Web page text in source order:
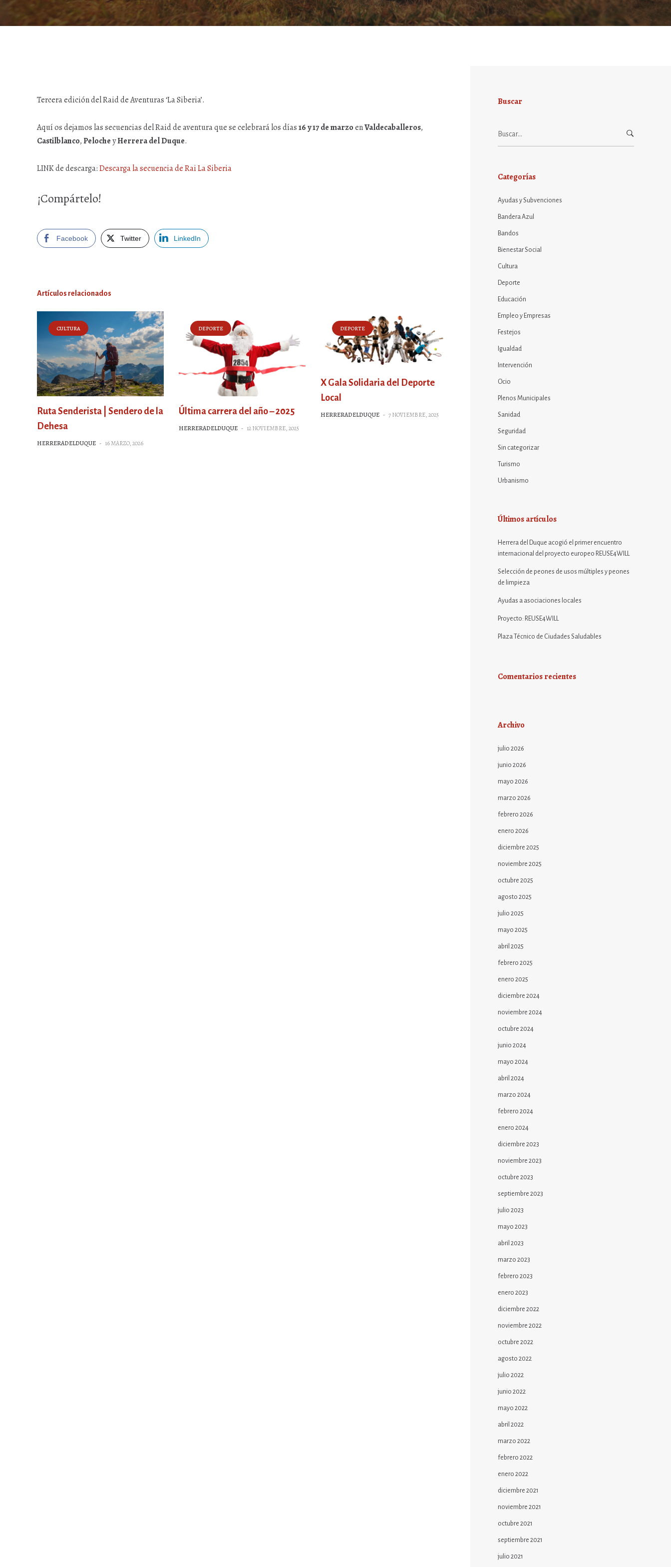
Tercera edición del Raid de Aventuras ‘La Siberia’.
Aquí os dejamos las secuencias del Raid de aventura que se celebrará los días16 y 17 de marzoenValdecaballeros,
Castilblanco,PelocheyHerrera del Duque.
LINK de descarga:Descarga la secuencia de Rai La Siberia
¡Compártelo!
Facebook Twitter LinkedIn
Artículos relacionados
CULTURA
Ruta Senderista | Sendero de la
Dehesa
HERRERADELDUQUE - 16 MARZO, 2026
DEPORTE
Última carrera del año – 2025
HERRERADELDUQUE - 12 NOVIEMBRE, 2025
DEPORTE
X Gala Solidaria del Deporte
Local
HERRERADELDUQUE - 7 NOVIEMBRE, 2025
Buscar
Categorías
Ayudas y Subvenciones
Bandera Azul
Bandos
Bienestar Social
Cultura
Deporte
Educación
Empleo y Empresas
Festejos
Igualdad
Intervención
Ocio
Plenos Municipales
Sanidad
Seguridad
Sin categorizar
Turismo
Urbanismo
Últimos artículos
Herrera del Duque acogió el primer encuentro
internacional del proyecto europeo REUSE4WILL
Selección de peones de usos múltiples y peones
de limpieza
Ayudas a asociaciones locales
Proyecto: REUSE4WILL
Plaza Técnico de Ciudades Saludables
Comentarios recientes
Archivo
julio 2026
junio 2026
mayo 2026
marzo 2026
febrero 2026
enero 2026
diciembre 2025
noviembre 2025
octubre 2025
agosto 2025
julio 2025
mayo 2025
abril 2025
febrero 2025
enero 2025
diciembre 2024
noviembre 2024
octubre 2024
junio 2024
mayo 2024
abril 2024
marzo 2024
febrero 2024
enero 2024
diciembre 2023
noviembre 2023
octubre 2023
septiembre 2023
julio 2023
mayo 2023
abril 2023
marzo 2023
febrero 2023
enero 2023
diciembre 2022
noviembre 2022
octubre 2022
agosto 2022
julio 2022
junio 2022
mayo 2022
abril 2022
marzo 2022
febrero 2022
enero 2022
diciembre 2021
noviembre 2021
octubre 2021
septiembre 2021
julio 2021